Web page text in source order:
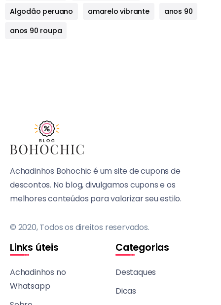
Algodão peruano
amarelo vibrante
anos 90
anos 90 roupa
Achadinhos Bohochic é um site de cupons de
descontos. No blog, divulgamos cupons e os
melhores conteúdos para valorizar seu estilo.
© 2020, Todos os direitos reservados.
Links úteis
Achadinhos no
Whatsapp
Categorias
Destaques
Dicas